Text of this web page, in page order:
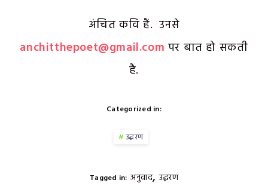
अंचित कवि हैं. उनसे
anchitthepoet@gmail.com पर बात हो सकती
है.
Categorized in:
उद्धरण
Tagged in: अनुवाद,उद्धरण